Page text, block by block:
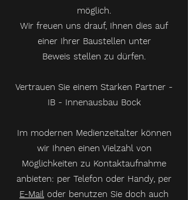
möglich.
Wir freuen uns drauf, Ihnen dies auf
einer Ihrer Baustellen unter
Beweis stellen zu dürfen.
Vertrauen Sie einem Starken Partner -
IB - Innenausbau Bock
Im modernen Medienzeitalter können
wir Ihnen einen Vielzahl von
Möglichkeiten zu Kontaktaufnahme
anbieten: per Telefon oder Handy, per
E-Mail oder benutzen Sie doch auch